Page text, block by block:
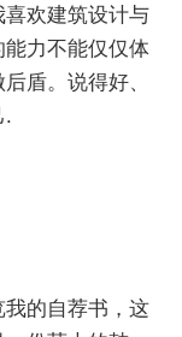
欢建筑设计与
力不能仅仅体
盾。说得好、
.
的自荐书，这